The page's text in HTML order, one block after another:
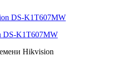
DS-K1T607MW
Hikvision